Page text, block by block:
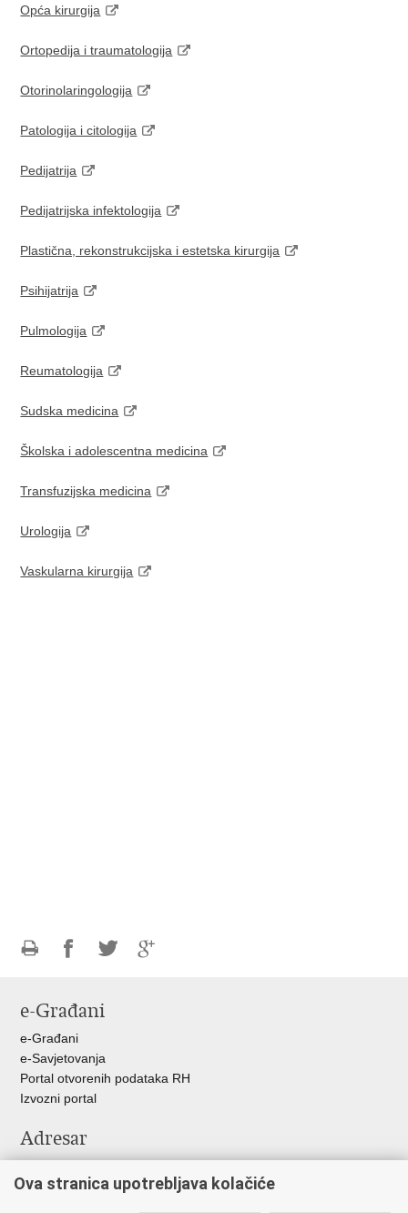
Opća kirurgija
Ortopedija i traumatologija
Otorinolaringologija
Patologija i citologija
Pedijatrija
Pedijatrijska infektologija
Plastična, rekonstrukcijska i estetska kirurgija
Psihijatrija
Pulmologija
Reumatologija
Sudska medicina
Školska i adolescentna medicina
Transfuzijska medicina
Urologija
Vaskularna kirurgija
FacebookuTwitteru
e-Građani
e-Građani
e-Savjetovanja
Portal otvorenih podataka RH
Izvozni portal
Adresar
Adresar tijela javne vlasti
Ova stranica upotrebljava kolačiće